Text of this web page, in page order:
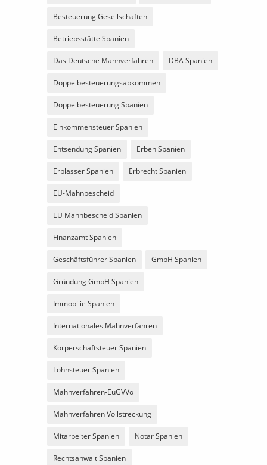
Besteuerung Gesellschaften
Betriebsstätte Spanien
Das Deutsche Mahnverfahren DBA Spanien
Doppelbesteuerungsabkommen
Doppelbesteuerung Spanien
Einkommensteuer Spanien
Entsendung Spanien Erben Spanien
Erblasser Spanien Erbrecht Spanien
EU-Mahnbescheid
EU Mahnbescheid Spanien
Finanzamt Spanien
Geschäftsführer Spanien GmbH Spanien
Gründung GmbH Spanien
Immobilie Spanien
Internationales Mahnverfahren
Körperschaftsteuer Spanien
Lohnsteuer Spanien
Mahnverfahren-EuGVVo
Mahnverfahren Vollstreckung
Mitarbeiter Spanien Notar Spanien
Rechtsanwalt Spanien